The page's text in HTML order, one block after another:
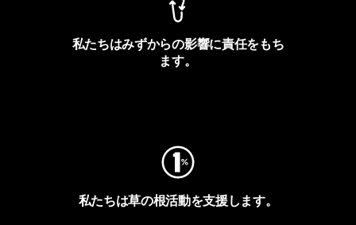
私たちはみずからの影響に責任をもち
ます。
私たちは草の根活動を支援します。